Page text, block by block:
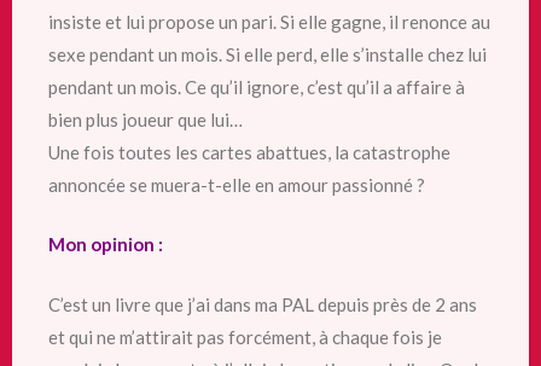
insiste et lui propose un pari. Si elle gagne, il renonce au
sexe pendant un mois. Si elle perd, elle s’installe chez lui
pendant un mois. Ce qu’il ignore, c’est qu’il a affaire à
bien plus joueur que lui…
Une fois toutes les cartes abattues, la catastrophe
annoncée se muera-t-elle en amour passionné ?
Mon opinion :
C’est un livre que j’ai dans ma PAL depuis près de 2 ans
et qui ne m’attirait pas forcément, à chaque fois je